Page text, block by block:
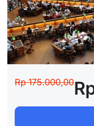
Rp 175.000,00